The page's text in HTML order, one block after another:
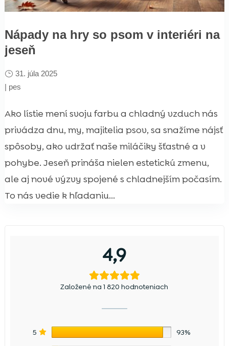
Nápady na hry so psom v interiéri na
jeseň
31. júla 2025
| pes
Ako lístie mení svoju farbu a chladný vzduch nás
privádza dnu, my, majitelia psov, sa snažíme nájsť
spôsoby, ako udržať naše miláčiky šťastné a v
pohybe. Jeseň prináša nielen estetickú zmenu,
ale aj nové výzvy spojené s chladnejším počasím.
To nás vedie k hľadaniu...
4,9
Založené na 1 820 hodnoteniach
5 93%